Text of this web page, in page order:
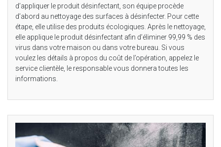
d’appliquer le produit désinfectant, son équipe procède
d’abord au nettoyage des surfaces à désinfecter. Pour cette
étape, elle utilise des produits écologiques. Après le nettoyage,
elle applique le produit désinfectant afin d’éliminer 99,99 % des
virus dans votre maison ou dans votre bureau. Si vous
voulez les détails à propos du coût de l’opération, appelez le
service clientèle, le responsable vous donnera toutes les
informations.